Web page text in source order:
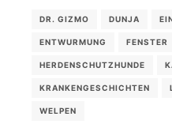
DR. GIZMO DUNJA
ENTWURMUNG FENSTER
HERDENSCHUTZHUNDE
KRANKENGESCHICHTEN
WELPEN